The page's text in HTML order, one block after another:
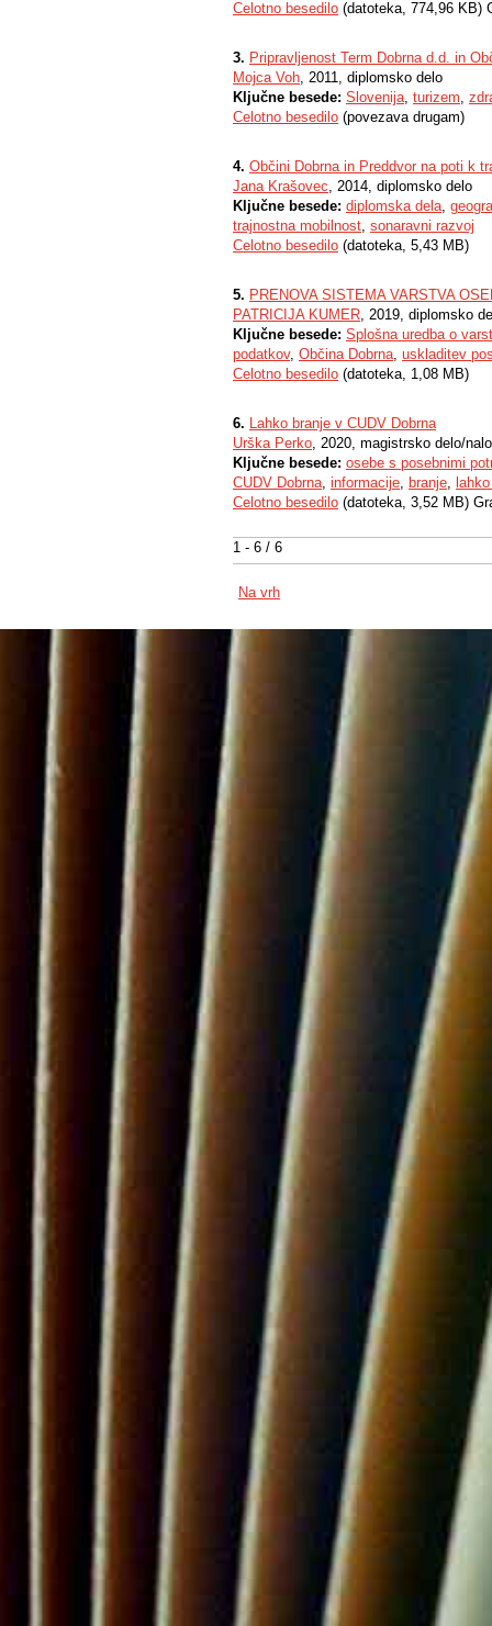
1 - 6 / 6
Celotno besedilo (datoteka, 774,96 KB)
3. Pripravljenost Term Dobrna d.d. in
Mojca Voh, 2011, diplomsko delo
Ključne besede: Slovenija, turizem,
Celotno besedilo (povezava drugam)
4. Občini Dobrna in Preddvor na poti k
Jana Krašovec, 2014, diplomsko delo
Ključne besede: diplomska dela,
trajnostna mobilnost, sonaravni razvoj
Celotno besedilo (datoteka, 5,43 MB)
5. PRENOVA SISTEMA VARSTVA
PATRICIJA KUMER, 2019, diplomsko
Ključne besede: Splošna uredba o
podatkov, Občina Dobrna, uskladitev
Celotno besedilo (datoteka, 1,08 MB)
6. Lahko branje v CUDV Dobrna
Urška Perko, 2020, magistrsko delo/
Ključne besede: osebe s posebnimi
CUDV Dobrna, informacije, branje,
Celotno besedilo (datoteka, 3,52 MB)
Na vrh